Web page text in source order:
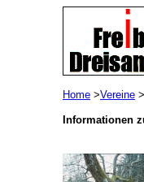
Home >Vereine
Informationen